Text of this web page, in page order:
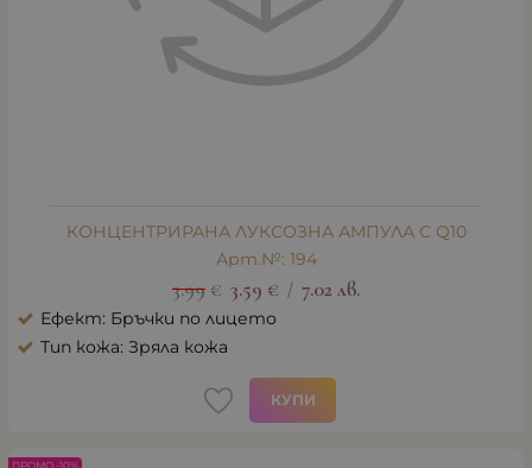
КОНЦЕНТРИРАНА ЛУКСОЗНА АМПУЛА С Q10
Арт.№: 194
3.99 € 3.59 € / 7.02 лв.
Ефект: Бръчки по лицето
Тип кожа: Зряла кожа
КУПИ
ПРОМО -10%